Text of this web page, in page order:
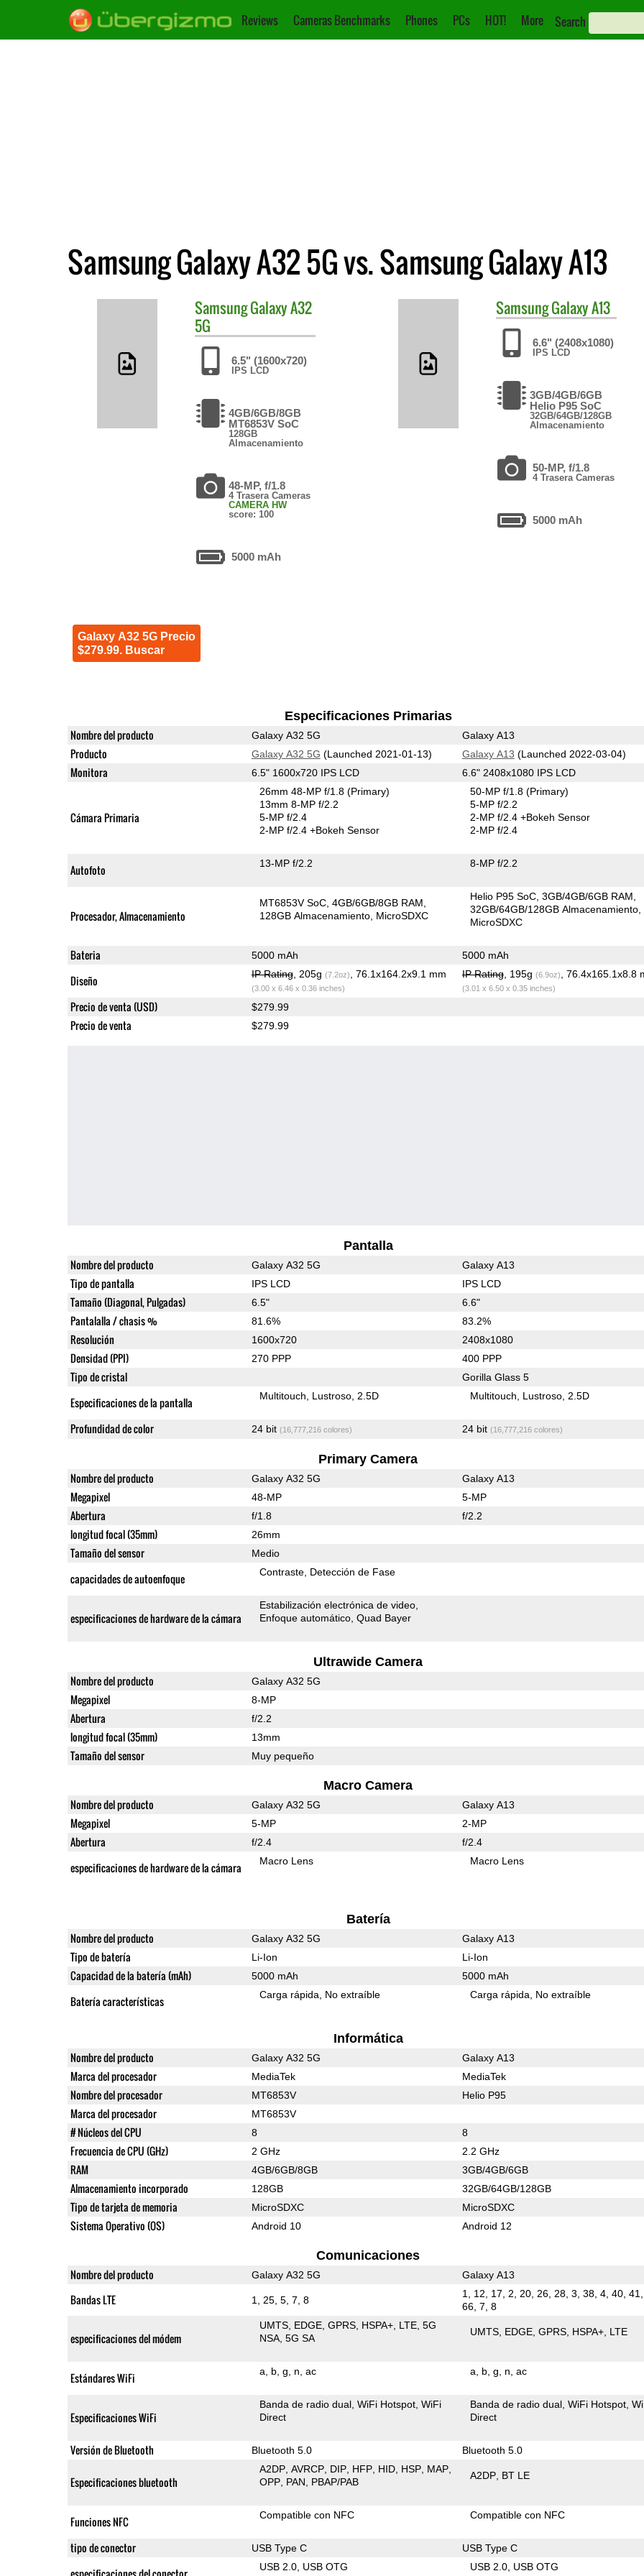
Reviews Cameras Benchmarks Phones PCs HOT! More Search
Samsung Galaxy A32 5G vs. Samsung Galaxy A13
SamsungGalaxy A32
5G
6.5" (1600x720)
IPS LCD
4GB/6GB/8GB
MT6853V SoC
128GB
Almacenamiento
48-MP, f/1.8
4 Trasera Cameras
CAMERA HW
score: 100
5000 mAh
Galaxy A32 5G Precio
$279.99. Buscar
SamsungGalaxy A13
6.6" (2408x1080)
IPS LCD
3GB/4GB/6GB
Helio P95 SoC
32GB/64GB/128GB
Almacenamiento
50-MP, f/1.8
4 Trasera Cameras
5000 mAh
Especificaciones Primarias
Nombre del producto Galaxy A32 5G Galaxy A13
Producto Galaxy A32 5G (Launched 2021-01-13) Galaxy A13 (Launched 2022-03-04)
Monitora 6.5" 1600x720 IPS LCD 6.6" 2408x1080 IPS LCD
Cámara Primaria
26mm 48-MP f/1.8(Primary)
13mm 8-MP f/2.2
5-MP f/2.4
2-MP f/2.4+Bokeh Sensor
50-MP f/1.8(Primary)
5-MP f/2.2
2-MP f/2.4+Bokeh Sensor
2-MP f/2.4
Autofoto 13-MP f/2.2 8-MP f/2.2
Procesador, Almacenamiento
MT6853V SoC 4GB/6GB/8GB RAM
128GB Almacenamiento MicroSDXC
Helio P95 SoC 3GB/4GB/6GB RAM
32GB/64GB/128GB Almacenamiento
MicroSDXC
Bateria 5000 mAh 5000 mAh
Diseño IP Rating, 205g (7.2oz) , 76.1x164.2x9.1 mm
(3.00 x 6.46 x 0.36 inches)
IP Rating, 195g (6.9oz) , 76.4x165.1x8.8
(3.01 x 6.50 x 0.35 inches)
Precio de venta (USD) $279.99
Precio de venta $279.99
Pantalla
Nombre del producto Galaxy A32 5G Galaxy A13
Tipo de pantalla IPS LCD IPS LCD
Tamaño (Diagonal, Pulgadas) 6.5" 6.6"
Pantalalla / chasis % 81.6% 83.2%
Resolución 1600x720 2408x1080
Densidad (PPI) 270 PPP 400 PPP
Tipo de cristal Gorilla Glass 5
Especificaciones de la pantalla Multitouch Lustroso 2.5D Multitouch Lustroso 2.5D
Profundidad de color 24 bit (16,777,216 colores) 24 bit (16,777,216 colores)
Primary Camera
Nombre del producto Galaxy A32 5G Galaxy A13
Megapixel 48-MP 5-MP
Abertura f/1.8 f/2.2
longitud focal (35mm) 26mm
Tamaño del sensor Medio
capacidades de autoenfoque Contraste Detección de Fase
especificaciones de hardware de la cámara
Estabilización electrónica de video
Enfoque automático Quad Bayer
Ultrawide Camera
Nombre del producto Galaxy A32 5G
Megapixel 8-MP
Abertura f/2.2
longitud focal (35mm) 13mm
Tamaño del sensor Muy pequeño
Macro Camera
Nombre del producto Galaxy A32 5G Galaxy A13
Megapixel 5-MP 2-MP
Abertura f/2.4 f/2.4
especificaciones de hardware de la cámara Macro Lens Macro Lens
Batería
Nombre del producto Galaxy A32 5G Galaxy A13
Tipo de batería Li-Ion Li-Ion
Capacidad de la batería (mAh) 5000 mAh 5000 mAh
Batería características Carga rápida No extraíble Carga rápida No extraíble
Informática
Nombre del producto Galaxy A32 5G Galaxy A13
Marca del procesador MediaTek MediaTek
Nombre del procesador MT6853V Helio P95
Marca del procesador MT6853V
# Núcleos del CPU 8 8
Frecuencia de CPU (GHz) 2 GHz 2.2 GHz
RAM 4GB/6GB/8GB 3GB/4GB/6GB
Almacenamiento incorporado 128GB 32GB/64GB/128GB
Tipo de tarjeta de memoria MicroSDXC MicroSDXC
Sistema Operativo (OS) Android 10 Android 12
Comunicaciones
Nombre del producto Galaxy A32 5G Galaxy A13
Bandas LTE 1, 25, 5, 7, 8
1, 12, 17, 2, 20, 26, 28, 3, 38, 4, 40,
66, 7, 8
especificaciones del módem
UMTS EDGE GPRS HSPA+ LTE 5G
NSA 5G SA
UMTS EDGE GPRS HSPA+ LTE
Estándares WiFi a b g n ac a b g n ac
Especificaciones WiFi
Banda de radio dual WiFi Hotspot WiFi
Direct
Banda de radio dual WiFi Hotspot
Direct
Versión de Bluetooth Bluetooth 5.0 Bluetooth 5.0
Especificaciones bluetooth
A2DP AVRCP DIP HFP HID HSP MAP
OPP PAN PBAP/PAB
A2DP BT LE
Funciones NFC Compatible con NFC Compatible con NFC
tipo de conector USB Type C USB Type C
USB 2.0 USB OTG USB 2.0 USB OTG